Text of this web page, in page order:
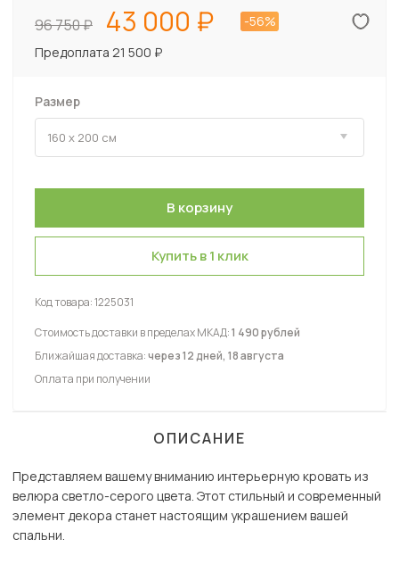
96 750 43 000
-56%
Предоплата 21 500 ₽
Размер
Купить в 1 клик
Код товара:1225031
Стоимость доставки в пределах МКАД:1 490 рублей
Ближайшая доставка:через 12 дней, 18 августа
Оплата при получении
ОПИСАНИЕ
Представляем вашему вниманию интерьерную кровать из
велюра светло-серого цвета. Этот стильный и современный
элемент декора станет настоящим украшением вашей
спальни.